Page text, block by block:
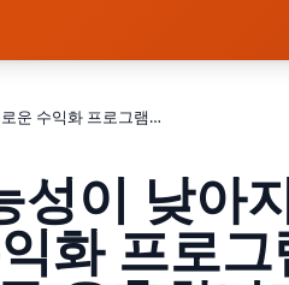
TikTok 금지 가능성이 낮아지자, 페이스북이 새로운 수익화 프로그램으로 크리에이터를 유혹합니다
이 낮아
화 프로